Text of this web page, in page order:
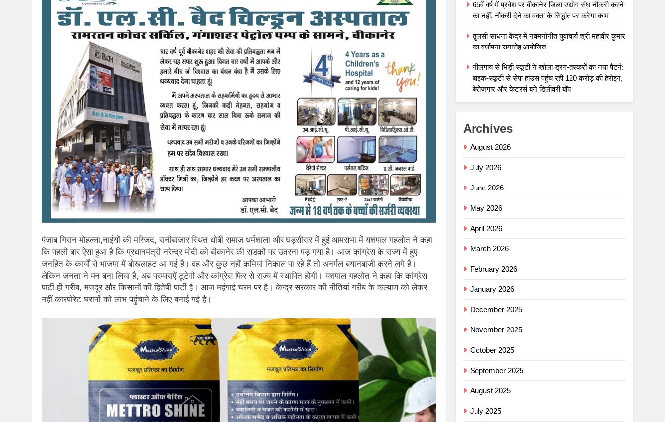
पंजाब गिरान मोहल्ला,नाईयों की मस्जिद, रानीबाजार स्थित धोबी समाज धर्मशाला और घड़सीसर में हुई आमसभा में यशपाल गहलोत ने कहा
कि पहली बार ऐसा हुआ है कि प्रधानमंत्री नरेन्द्र मोदी को बीकानेर की सडक़ों पर उतरना पड़ गया है। आज कांग्रेस के राज्य में हुए
जनहित के कार्यों से भाजपा में बोखलाहट आ गई है। वह और कुछ नहीं कमियां निकाल पा रहे हैं तो अनर्गल बयानबाजी करने लगे हैं।
लेकिन जनता ने मन बना लिया है, अब परम्पराऐं टूटेगी और कांग्रेस फिर से राज्य में स्थापित होगी। यशपाल गहलोत ने कहा कि कांग्रेस
पार्टी ही गरीब, मजदूर और किसानों की हितेषी पार्टी है। आज महंगाई चरम पर है। केन्द्र सरकार की नीतियां गरीब के कल्याण को लेकर
नहीं कारपोरेट घरानों को लाभ पहुंचाने के लिए बनाई गई है।
65वें वर्ष में प्रवेश पर बीकानेर जिला उद्योग संघ नौकरी करने
का नहीं, नौकरी देने का वक्त’ के सिद्धांत पर करेगा काम
तुलसी साधना केंद्र में नवमनोनीत युवाचार्य श्री महावीर कुमार
का वर्धापना समारोह आयोजित
नीलगाय से भिड़ी स्कूटी ने खोला ड्रग-तस्करों का नया पैटर्न:
बाइक-स्कूटी से सेफ हाउस पहुंच रही 120 करोड़ की हेरोइन,
बेरोजगार और केटरर्स बने डिलीवरी बॉय
Archives
August 2026
July 2026
June 2026
May 2026
April 2026
March 2026
February 2026
January 2026
December 2025
November 2025
October 2025
September 2025
August 2025
July 2025